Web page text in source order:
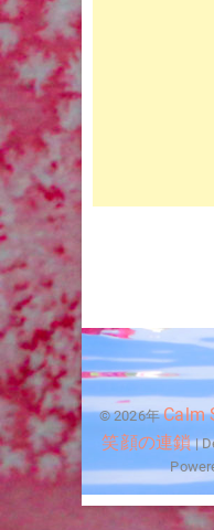
© 2026年Calm
笑顔の連鎖|